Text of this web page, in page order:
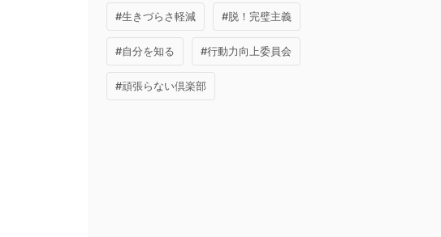
#生きづらさ軽減 #脱！完璧主義
#自分を知る #行動力向上委員会
#頑張らない倶楽部